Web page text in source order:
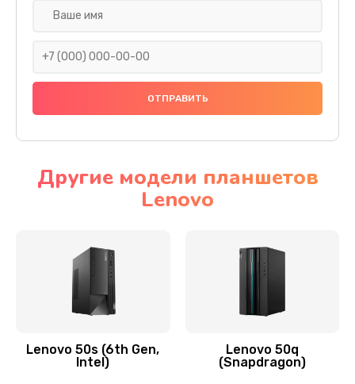
Замена дисплея (экрана)
Замена тачскрина
Замена разъема питания
Замена мультиконтроллера
Заказать
Другие модели планшетов
Lenovo
Lenovo 50s (6th Gen,
Intel)
Lenovo 50q
(Snapdragon)